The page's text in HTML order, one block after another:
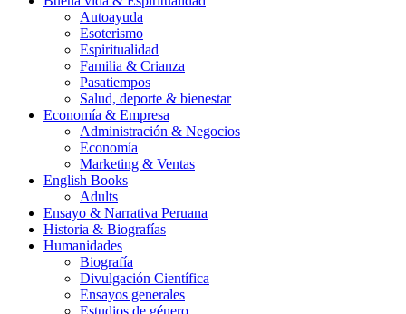
Autoayuda
Esoterismo
Espiritualidad
Familia & Crianza
Pasatiempos
Salud, deporte & bienestar
Economía & Empresa
Administración & Negocios
Economía
Marketing & Ventas
English Books
Adults
Ensayo & Narrativa Peruana
Historia & Biografías
Humanidades
Biografía
Divulgación Científica
Ensayos generales